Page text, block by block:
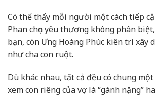
Có thể thấy mỗi người một cách tiếp
Phan chọn yêu thương không phân biệt,
bạn, còn Ưng Hoàng Phúc kiên trì xây
như cha con ruột.
Dù khác nhau, tất cả đều có chung
xem con riêng của vợ là “gánh nặng”